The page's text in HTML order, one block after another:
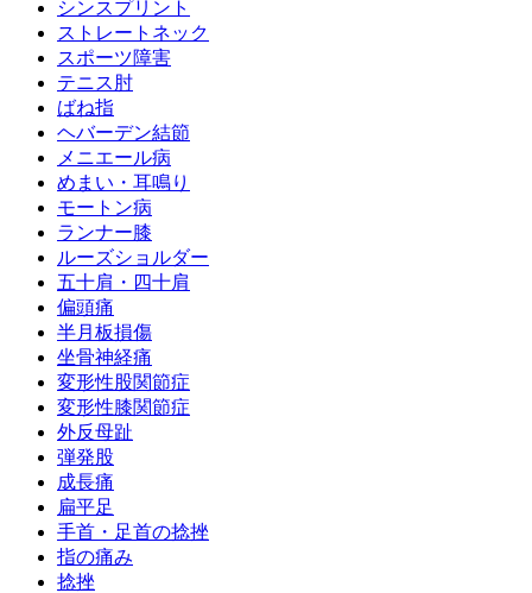
シンスプリント
ストレートネック
スポーツ障害
テニス肘
ばね指
ヘバーデン結節
メニエール病
めまい・耳鳴り
モートン病
ランナー膝
ルーズショルダー
五十肩・四十肩
偏頭痛
半月板損傷
坐骨神経痛
変形性股関節症
変形性膝関節症
外反母趾
弾発股
成長痛
扁平足
手首・足首の捻挫
指の痛み
捻挫